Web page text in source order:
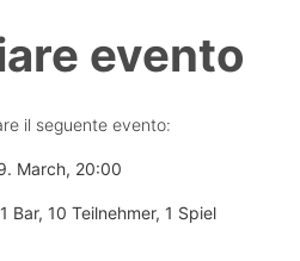
evento
il seguente evento:
March, 20:00
Bar, 10 Teilnehmer, 1 Spiel